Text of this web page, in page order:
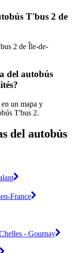
T'bus 2 de
2 de Île-de-
del autobús
un mapa y
T'bus 2.
del autobús
France
- Gournay